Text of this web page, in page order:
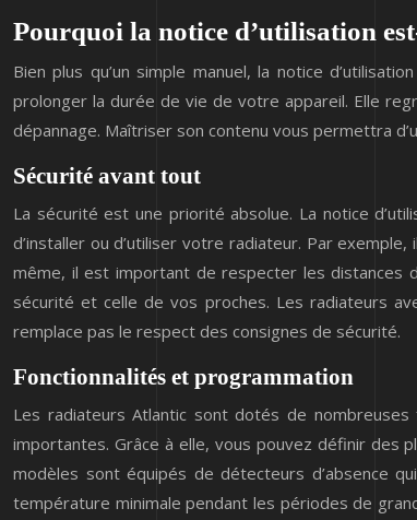
Pourquoi la notice d’utilisation
Bien plus qu’un simple manuel, la notice
prolonger la durée de vie de votre appareil. Elle
dépannage. Maîtriser son contenu vous permettra
Sécurité avant tout
La sécurité est une priorité absolue. La notice
d’installer ou d’utiliser votre radiateur. Par
même, il est important de respecter les distances
sécurité et celle de vos proches. Les radiateurs
remplace pas le respect des consignes de sécurité.
Fonctionnalités et programmation
Les radiateurs Atlantic sont dotés de
importantes. Grâce à elle, vous pouvez définir des
modèles sont équipés de détecteurs d’absence
température minimale pendant les périodes de